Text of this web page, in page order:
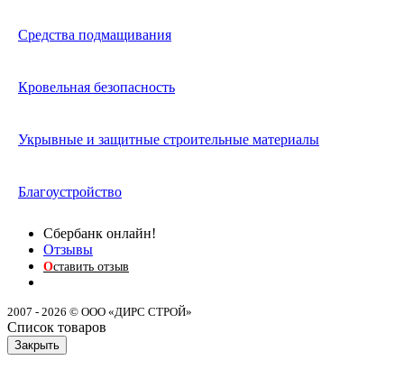
Средства подмащивания
Кровельная безопасность
Укрывные и защитные строительные материалы
Благоустройство
Сбербанк онлайн!
Отзывы
Оставить отзыв
2007 - 2026 © ООО «ДИРС СТРОЙ»
Список товаров
Закрыть